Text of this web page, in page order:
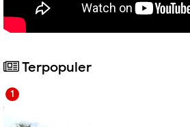
Terpopuler